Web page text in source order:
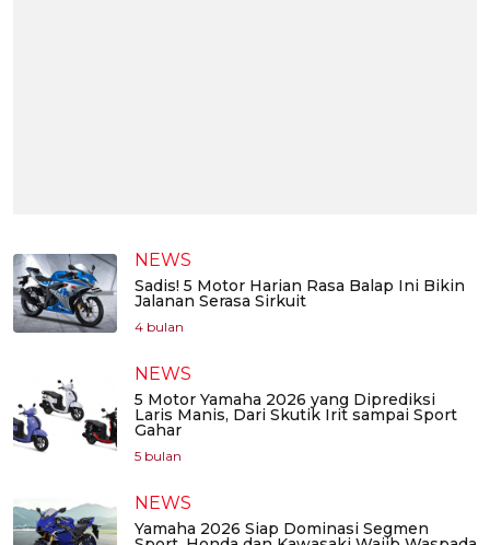
NEWS
Sadis! 5 Motor Harian Rasa Balap Ini Bikin
Jalanan Serasa Sirkuit
4 bulan
NEWS
5 Motor Yamaha 2026 yang Diprediksi
Laris Manis, Dari Skutik Irit sampai Sport
Gahar
5 bulan
NEWS
Yamaha 2026 Siap Dominasi Segmen